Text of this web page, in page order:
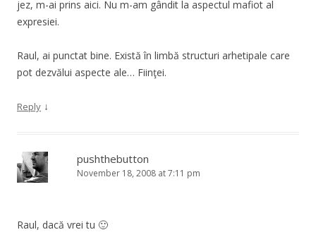
jez, m-ai prins aici. Nu m-am gândit la aspectul mafiot al
expresiei.
Raul, ai punctat bine. Există în limbă structuri arhetipale care
pot dezvălui aspecte ale… Fiinţei.
Reply ↓
pushthebutton
November 18, 2008 at 7:11 pm
Raul, dacă vrei tu 🙂